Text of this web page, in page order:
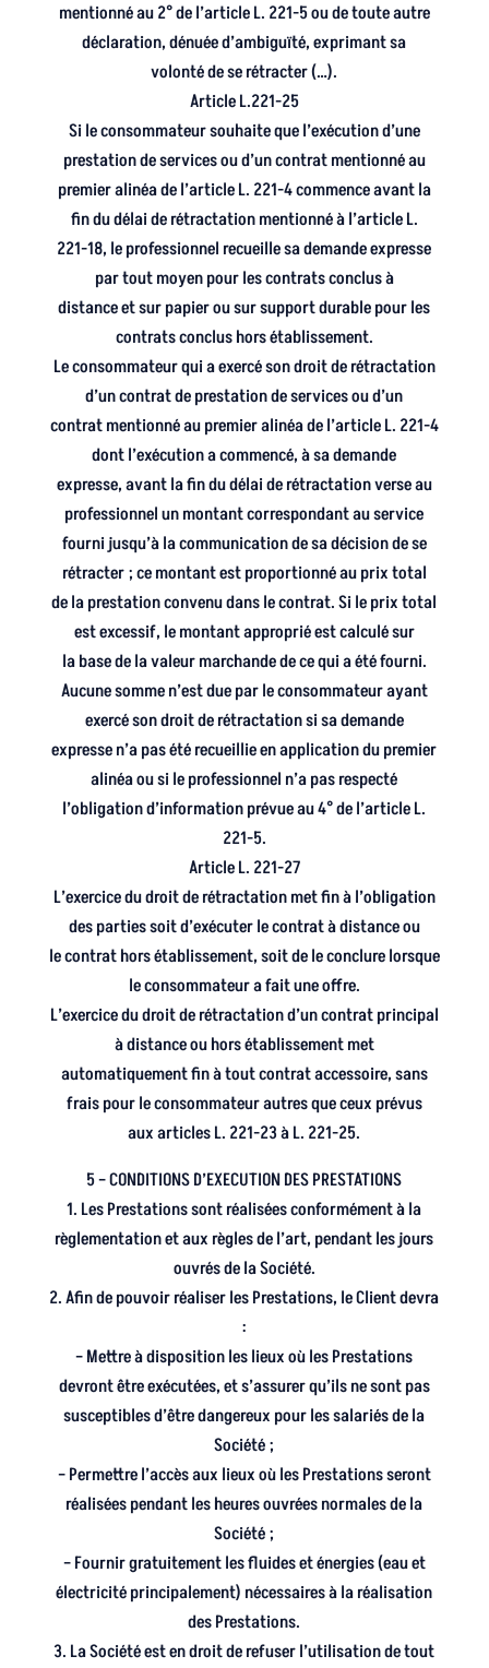
mentionné au 2° de l’article L. 221-5 ou de toute autre
déclaration, dénuée d’ambiguïté, exprimant sa
volonté de se rétracter (…).
Article L.221-25
Si le consommateur souhaite que l’exécution d’une
prestation de services ou d’un contrat mentionné au
premier alinéa de l’article L. 221-4 commence avant la
fin du délai de rétractation mentionné à l’article L.
221-18, le professionnel recueille sa demande expresse
par tout moyen pour les contrats conclus à
distance et sur papier ou sur support durable pour les
contrats conclus hors établissement.
Le consommateur qui a exercé son droit de rétractation
d’un contrat de prestation de services ou d’un
contrat mentionné au premier alinéa de l’article L. 221-4
dont l’exécution a commencé, à sa demande
expresse, avant la fin du délai de rétractation verse au
professionnel un montant correspondant au service
fourni jusqu’à la communication de sa décision de se
rétracter ; ce montant est proportionné au prix total
de la prestation convenu dans le contrat. Si le prix total
est excessif, le montant approprié est calculé sur
la base de la valeur marchande de ce qui a été fourni.
Aucune somme n’est due par le consommateur ayant
exercé son droit de rétractation si sa demande
expresse n’a pas été recueillie en application du premier
alinéa ou si le professionnel n’a pas respecté
l’obligation d’information prévue au 4° de l’article L.
221-5.
Article L. 221-27
L’exercice du droit de rétractation met fin à l’obligation
des parties soit d’exécuter le contrat à distance ou
le contrat hors établissement, soit de le conclure lorsque
le consommateur a fait une offre.
L’exercice du droit de rétractation d’un contrat principal
à distance ou hors établissement met
automatiquement fin à tout contrat accessoire, sans
frais pour le consommateur autres que ceux prévus
aux articles L. 221-23 à L. 221-25.
5 – CONDITIONS D’EXECUTION DES PRESTATIONS
1. Les Prestations sont réalisées conformément à la
règlementation et aux règles de l’art, pendant les jours
ouvrés de la Société.
2. Afin de pouvoir réaliser les Prestations, le Client devra
:
– Mettre à disposition les lieux où les Prestations
devront être exécutées, et s’assurer qu’ils ne sont pas
susceptibles d’être dangereux pour les salariés de la
Société ;
– Permettre l’accès aux lieux où les Prestations seront
réalisées pendant les heures ouvrées normales de la
Société ;
– Fournir gratuitement les fluides et énergies (eau et
électricité principalement) nécessaires à la réalisation
des Prestations.
3. La Société est en droit de refuser l’utilisation de tout